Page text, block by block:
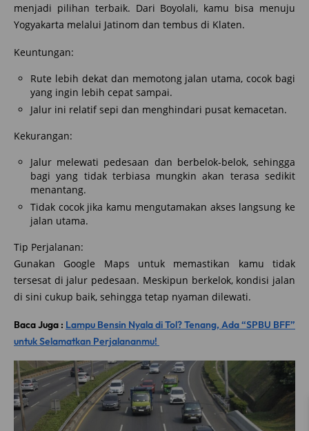
menjadi pilihan terbaik. Dari Boyolali, kamu bisa menuju
Yogyakarta melalui Jatinom dan tembus di Klaten.
Keuntungan:
Rute lebih dekat dan memotong jalan utama, cocok bagi
yang ingin lebih cepat sampai.
Jalur ini relatif sepi dan menghindari pusat kemacetan.
Kekurangan:
Jalur melewati pedesaan dan berbelok-belok, sehingga
bagi yang tidak terbiasa mungkin akan terasa sedikit
menantang.
Tidak cocok jika kamu mengutamakan akses langsung ke
jalan utama.
Tip Perjalanan:
Gunakan Google Maps untuk memastikan kamu tidak
tersesat di jalur pedesaan. Meskipun berkelok, kondisi jalan
di sini cukup baik, sehingga tetap nyaman dilewati.
Baca Juga : Lampu Bensin Nyala di Tol? Tenang, Ada “SPBU BFF”
untuk Selamatkan Perjalananmu!